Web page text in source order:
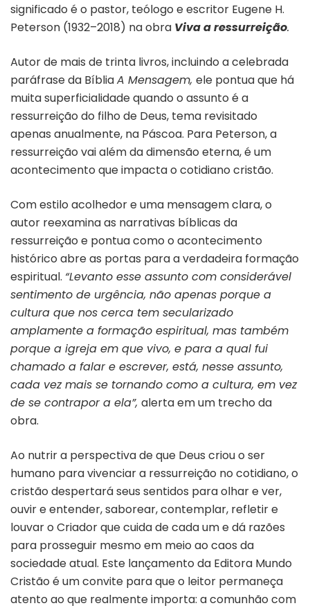
significado é o pastor, teólogo e escritor Eugene H.
Peterson (1932–2018) na obra Viva a ressurreição.
Autor de mais de trinta livros, incluindo a celebrada
paráfrase da BíbliaA Mensagem, ele pontua que há
muita superficialidade quando o assunto é a
ressurreição do filho de Deus, tema revisitado
apenas anualmente, na Páscoa. Para Peterson, a
ressurreição vai além da dimensão eterna, é um
acontecimento que impacta o cotidiano cristão.
Com estilo acolhedor e uma mensagem clara, o
autor reexamina as narrativas bíblicas da
ressurreição e pontua como o acontecimento
histórico abre as portas para a verdadeira formação
espiritual. “Levanto esse assunto com considerável
sentimento de urgência, não apenas porque a
cultura que nos cerca tem secularizado
amplamente a formação espiritual, mas também
porque a igreja em que vivo, e para a qual fui
chamado a falar e escrever, está, nesse assunto,
cada vez mais se tornando como a cultura, em vez
de se contrapor a ela”, alerta em um trecho da
obra.
Ao nutrir a perspectiva de que Deus criou o ser
humano para vivenciar a ressurreição no cotidiano, o
cristão despertará seus sentidos para olhar e ver,
ouvir e entender, saborear, contemplar, refletir e
louvar o Criador que cuida de cada um e dá razões
para prosseguir mesmo em meio ao caos da
sociedade atual. Este lançamento da Editora Mundo
Cristão é um convite para que o leitor permaneça
atento ao que realmente importa: a comunhão com